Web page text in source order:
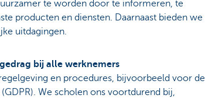
te worden door te informeren, te
producten en diensten. Daarnaast bieden we
uitdagingen.
bij alle werknemers
en procedures, bijvoorbeeld voor de
We scholen ons voortdurend bij,